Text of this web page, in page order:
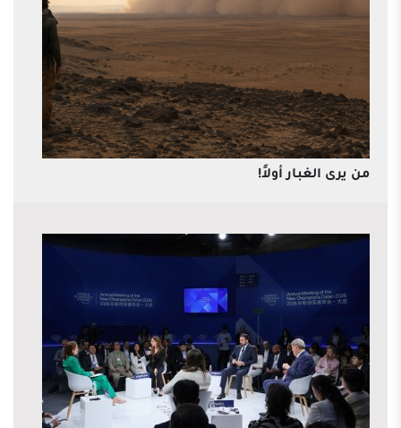
من يرى الغبار أولاً!